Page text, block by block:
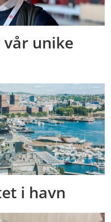
vår unike
i havn